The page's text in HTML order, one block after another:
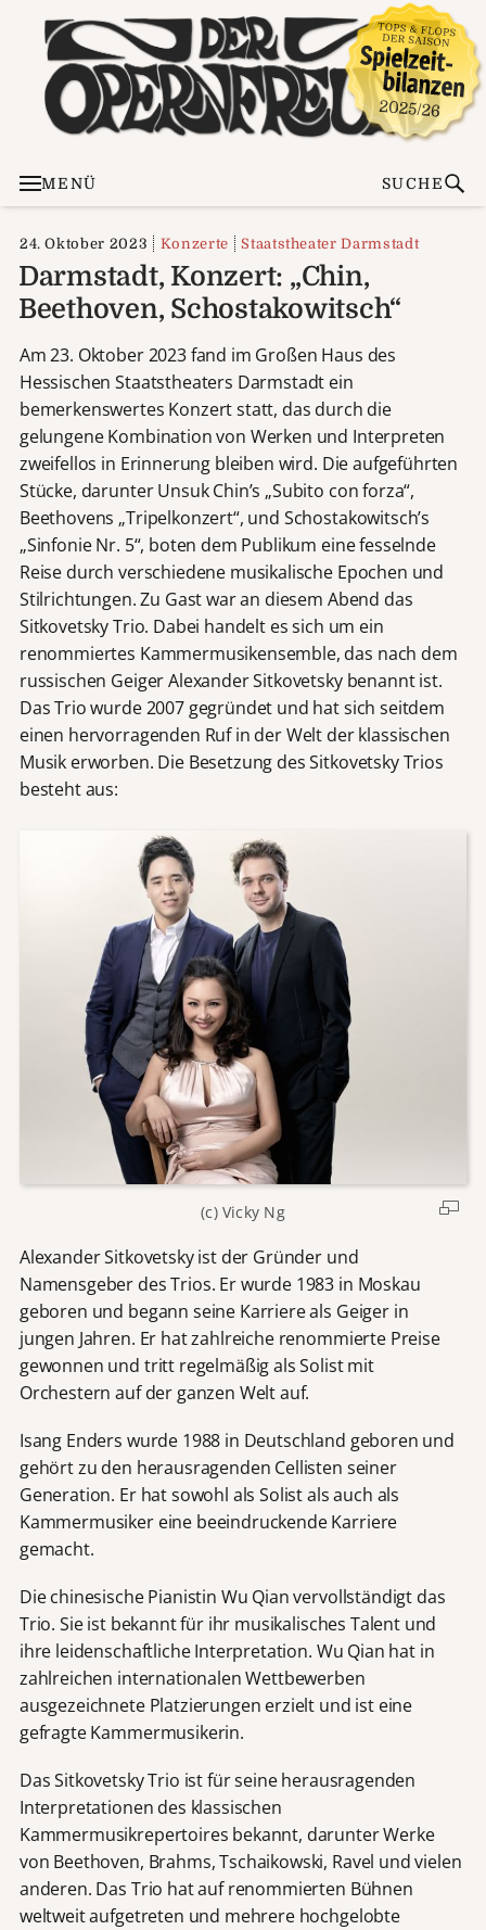
MENÜ SUCHE
24. Oktober 2023 Konzerte Staatstheater Darmstadt
Darmstadt, Konzert: „Chin,
Beethoven, Schostakowitsch“
Am 23. Oktober 2023 fand im Großen Haus des
Hessischen Staatstheaters Darmstadt ein
bemerkenswertes Konzert statt, das durch die
gelungene Kombination von Werken und Interpreten
zweifellos in Erinnerung bleiben wird. Die aufgeführten
Stücke, darunter Unsuk Chin’s „Subito con forza“,
Beethovens „Tripelkonzert“, und Schostakowitsch’s
„Sinfonie Nr. 5“, boten dem Publikum eine fesselnde
Reise durch verschiedene musikalische Epochen und
Stilrichtungen. Zu Gast war an diesem Abend das
Sitkovetsky Trio. Dabei handelt es sich um ein
renommiertes Kammermusikensemble, das nach dem
russischen Geiger Alexander Sitkovetsky benannt ist.
Das Trio wurde 2007 gegründet und hat sich seitdem
einen hervorragenden Ruf in der Welt der klassischen
Musik erworben. Die Besetzung des Sitkovetsky Trios
besteht aus:
(c) Vicky Ng
Alexander Sitkovetsky ist der Gründer und
Namensgeber des Trios. Er wurde 1983 in Moskau
geboren und begann seine Karriere als Geiger in
jungen Jahren. Er hat zahlreiche renommierte Preise
gewonnen und tritt regelmäßig als Solist mit
Orchestern auf der ganzen Welt auf.
Isang Enders wurde 1988 in Deutschland geboren und
gehört zu den herausragenden Cellisten seiner
Generation. Er hat sowohl als Solist als auch als
Kammermusiker eine beeindruckende Karriere
gemacht.
Die chinesische Pianistin Wu Qian vervollständigt das
Trio. Sie ist bekannt für ihr musikalisches Talent und
ihre leidenschaftliche Interpretation. Wu Qian hat in
zahlreichen internationalen Wettbewerben
ausgezeichnete Platzierungen erzielt und ist eine
gefragte Kammermusikerin.
Das Sitkovetsky Trio ist für seine herausragenden
Interpretationen des klassischen
Kammermusikrepertoires bekannt, darunter Werke
von Beethoven, Brahms, Tschaikowski, Ravel und vielen
anderen. Das Trio hat auf renommierten Bühnen
weltweit aufgetreten und mehrere hochgelobte